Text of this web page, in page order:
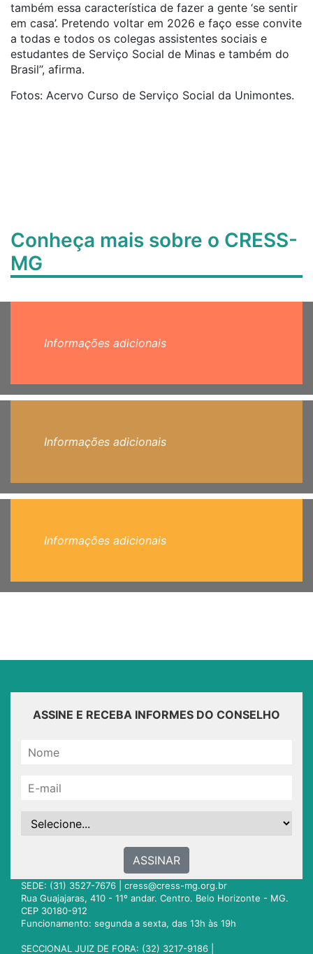
também essa característica de fazer a gente ‘se sentir
em casa’. Pretendo voltar em 2026 e faço esse convite
a todas e todos os colegas assistentes sociais e
estudantes de Serviço Social de Minas e também do
Brasil”, afirma.
Fotos: Acervo Curso de Serviço Social da Unimontes.
Conheça mais sobre o CRESS-
MG
Informações adicionais
Informações adicionais
Informações adicionais
ASSINE E RECEBA INFORMES DO CONSELHO
ASSINAR
SEDE: (31) 3527-7676 | cress@cress-mg.org.br
Rua Guajajaras, 410 - 11º andar. Centro. Belo Horizonte - MG.
CEP 30180-912
Funcionamento: segunda a sexta, das 13h às 19h
SECCIONAL JUIZ DE FORA: (32) 3217-9186 |